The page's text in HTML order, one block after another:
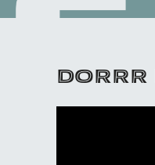
DORRR